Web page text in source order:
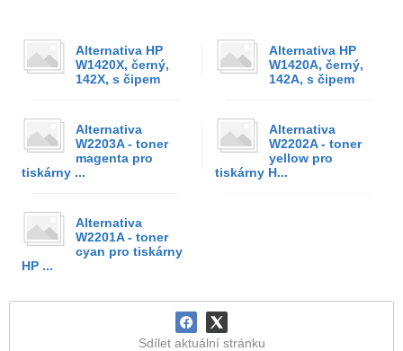
Alternativa HP
W1420X, černý,
142X, s čipem
Alternativa HP
W1420A, černý,
142A, s čipem
Alternativa
W2203A - toner
magenta pro
tiskárny ...
Alternativa
W2202A - toner
yellow pro
tiskárny H...
Alternativa
W2201A - toner
cyan pro tiskárny
HP ...
Sdílet aktuální stránku